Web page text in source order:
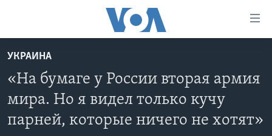
на
основной
контент
Перейти
ПРОГРАММЫ
АМЕРИКА
НОВОСТИ ЗА МИНУТУ
ПРОЕКТЫ
УЧИМ АНГЛИЙСКИЙ
ЭКСПЕРТИЗА
УКРАИНА
«На бумаге у России вторая армия
мира. Но я видел только кучу
парней, которые ничего не хотят»